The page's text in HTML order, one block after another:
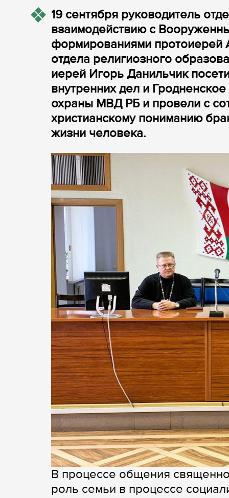
19 сентября руководитель
взаимодействию с
формированиями протоиерей
отдела религиозного
иерей Игорь Данильчик
внутренних дел и
охраны МВД РБ и провели с
христианскому пониманию
жизни человека.
В процессе общения
роль семьи в процессе